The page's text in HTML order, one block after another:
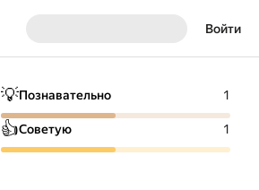
Войти
💡Познавательно 1
👍Советую 1